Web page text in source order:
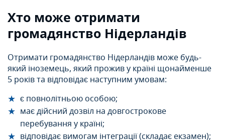
Хто може отримати
громадянство Нідерландів
Отримати громадянство Нідерландів може будь-
який іноземець, який прожив у країні щонайменше
5 років та відповідає наступним умовам:
є повнолітньою особою;
має дійсний дозвіл на довгострокове
перебування у країні;
відповідає вимогам інтеграції (складає екзамен);